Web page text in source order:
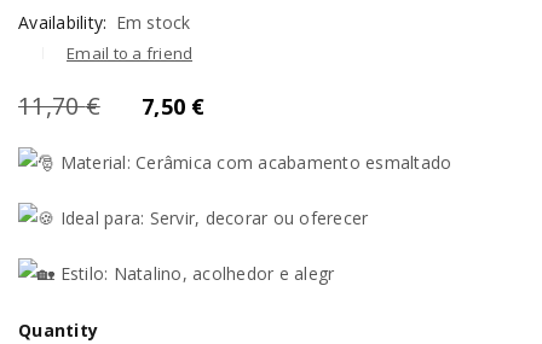
Availability: Em stock
Email to a friend
11,70€ 7,50 €
Material: Cerâmica com acabamento esmaltado
Ideal para: Servir, decorar ou oferecer
Estilo: Natalino, acolhedor e alegr
Quantity